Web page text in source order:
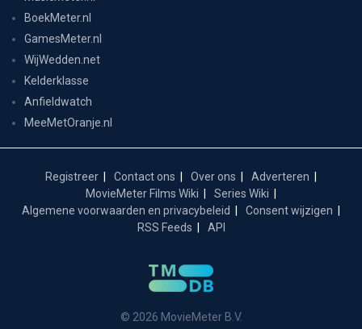
BoekMeter.nl
GamesMeter.nl
WijWedden.net
Kelderklasse
Anfieldwatch
MeeMetOranje.nl
Registreer Contact ons Over ons
Adverteren
MovieMeter Films Wiki
Series Wiki
Algemene voorwaarden en privacybeleid
Consent wijzigen
RSS Feeds
API
© 2026 MovieMeter B.V.